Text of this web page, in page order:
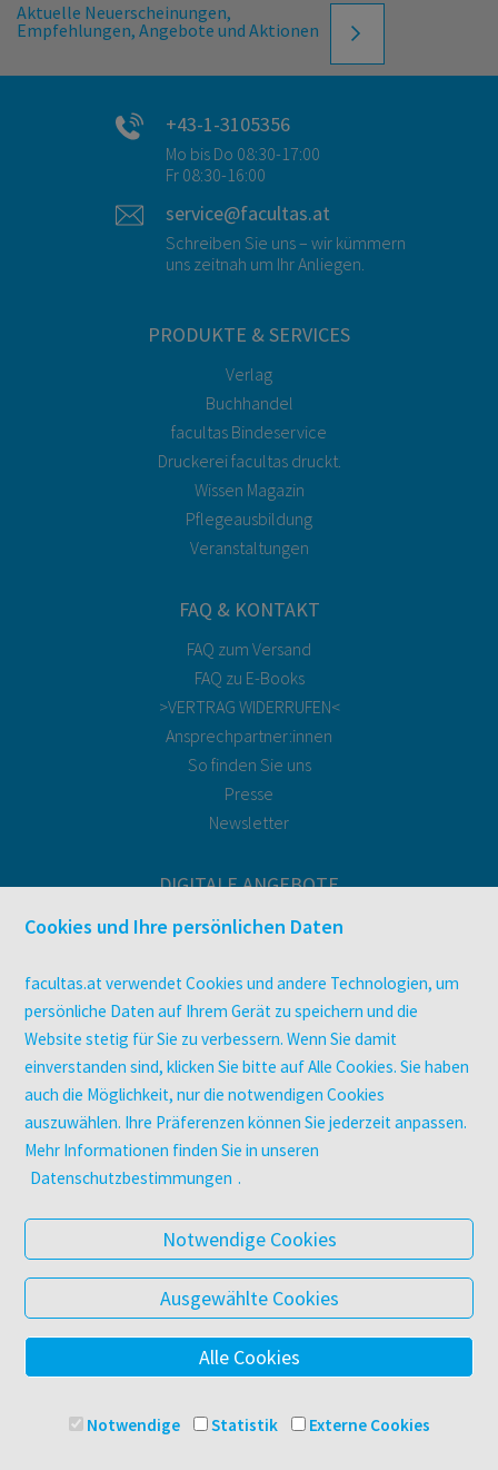
Aktuelle Neuerscheinungen,
Empfehlungen, Angebote und Aktionen
+43-1-3105356
Mo bis Do 08:30-17:00
Fr 08:30-16:00
service@facultas.at
Schreiben Sie uns – wir kümmern
uns zeitnah um Ihr Anliegen.
PRODUKTE & SERVICES
Verlag
Buchhandel
facultas Bindeservice
Druckerei facultas druckt.
Wissen Magazin
Pflegeausbildung
Veranstaltungen
FAQ & KONTAKT
FAQ zum Versand
FAQ zu E-Books
>VERTRAG WIDERRUFEN<
Ansprechpartner:innen
So finden Sie uns
Presse
Newsletter
DIGITALE ANGEBOTE
Überblick
utb elibrary
E-Books
facultas Club
UNTERNEHMEN
Über facultas
Arbeiten bei facultas
Datenschutz & Cookies
AGB
Barrierefreiheit
© 2025 Facultas Verlags- und Buchhandels AG
Cookies und Ihre persönlichen Daten
facultas.at verwendet Cookies und andere Technologien, um
persönliche Daten auf Ihrem Gerät zu speichern und die
Website stetig für Sie zu verbessern. Wenn Sie damit
einverstanden sind, klicken Sie bitte auf Alle Cookies. Sie haben
auch die Möglichkeit, nur die notwendigen Cookies
auszuwählen. Ihre Präferenzen können Sie jederzeit anpassen.
Mehr Informationen finden Sie in unseren
Datenschutzbestimmungen .
Notwendige Cookies
Ausgewählte Cookies
Alle Cookies
Notwendige Statistik Externe Cookies